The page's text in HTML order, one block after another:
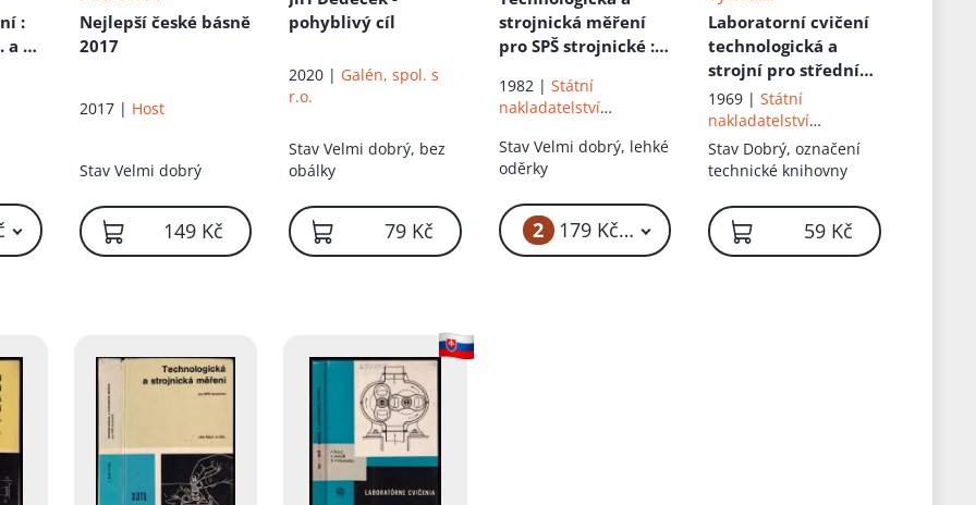
:
a 4.
Nejlepší české básně
2017
2017 | Host
Stav Velmi dobrý
149 Kč
pohyblivý cíl
2020 | Galén, spol. s
r.o.
StavVelmi dobrý, bez
obálky
79 Kč
strojnická měření
pro SPŠ strojnické :
4. ročník středních
průmyslových škol
strojnických
1982 | Státní
nakladatelství
Stav Velmi dobrý, lehké
oděrky
2 179 Kč – 289 Kč
Laboratorní cvičení
technologická a
strojní pro střední
průmyslové školy
strojnické
1969 |Státní
nakladatelství
technické literatury
Stav Dobrý, označení
technické knihovny
59 Kč